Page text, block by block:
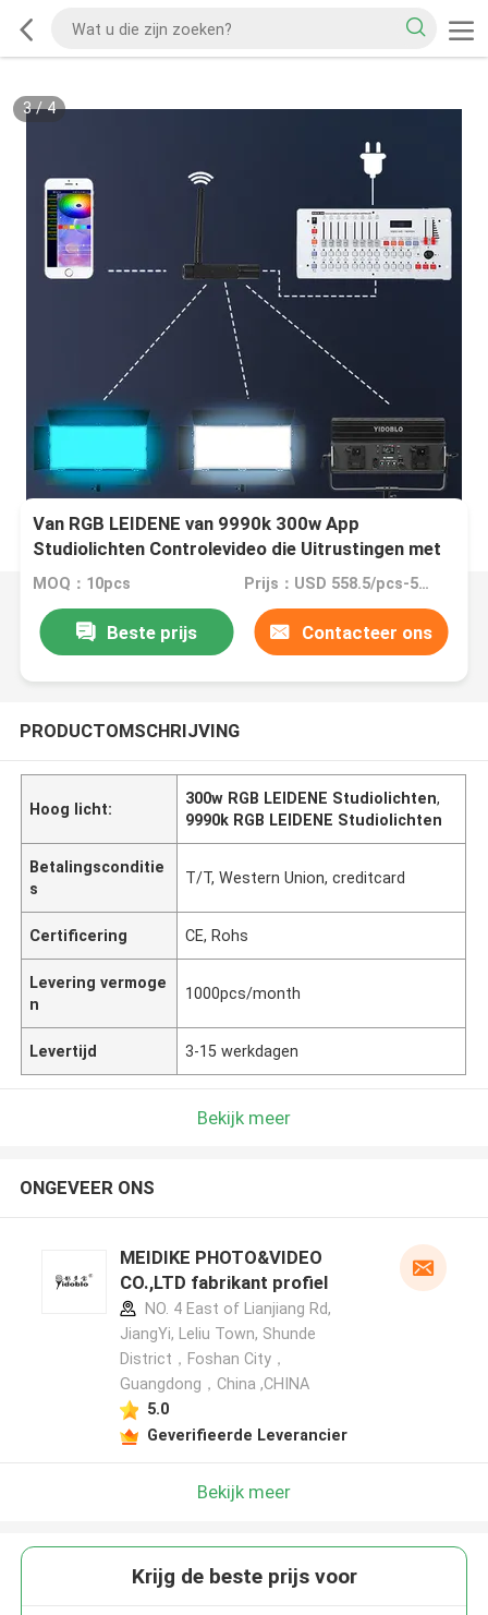
3/4
Van RGB LEIDENE van 9990k 300w App
Studiolichten Controlevideo die Uitrustingen met
Externe Voeding maken
MOQ：10pcs Prijs：USD 558.5/pcs-507.7/pcs (10-100pcs)
Beste prijs Contacteer ons
PRODUCTOMSCHRIJVING
Hoog licht:
300w RGB LEIDENE Studiolichten,
9990k RGB LEIDENE Studiolichten
Betalingsconditie
s
T/T, Western Union, creditcard
Certificering CE, Rohs
Levering vermoge
n
1000pcs/month
Levertijd 3-15 werkdagen
Bekijk meer
ONGEVEER ONS
MEIDIKE PHOTO&VIDEO
CO.,LTD fabrikant profiel
NO. 4 East of Lianjiang Rd,
JiangYi, Leliu Town, Shunde
District，Foshan City，
Guangdong，China ,CHINA
5.0
Geverifieerde Leverancier
Bekijk meer
Krijg de beste prijs voor